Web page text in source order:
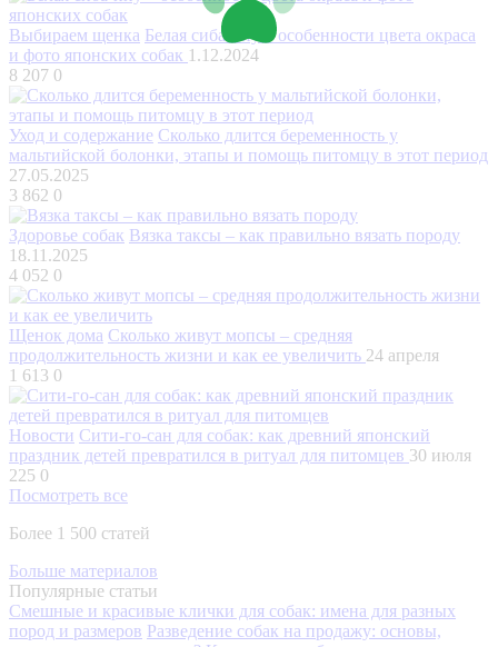
Выбираем щенка Белая сиба-ину – особенности цвета окраса
и фото японских собак 1.12.2024
8 207 0
Уход и содержание Сколько длится беременность у
мальтийской болонки, этапы и помощь питомцу в этот период
27.05.2025
3 862 0
Здоровье собак Вязка таксы – как правильно вязать породу
18.11.2025
4 052 0
Щенок дома Сколько живут мопсы – средняя
продолжительность жизни и как ее увеличить 24 апреля
1 613 0
Новости Сити-го-сан для собак: как древний японский
праздник детей превратился в ритуал для питомцев 30 июля
225 0
Посмотреть все
Более 1 500 статей
Больше материалов
Популярные статьи
Смешные и красивые клички для собак: имена для разных
пород и размеров Разведение собак на продажу: основы,